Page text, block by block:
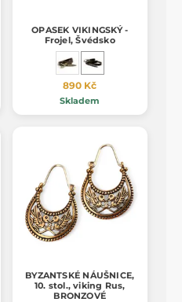
OPASEK VIKINGSKÝ -
Frojel, Švédsko
890 Kč
Skladem
BYZANTSKÉ NÁUŠNICE,
10. stol., viking Rus,
BRONZOVÉ